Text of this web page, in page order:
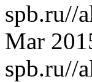
spb.ru//
Mar
spb.ru//